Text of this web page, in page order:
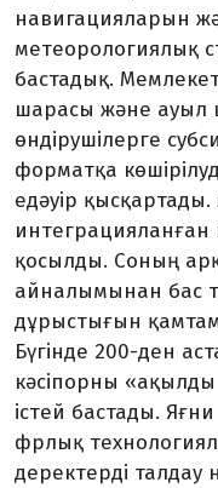
навигацияларын
метеоро­логиялық
бастадық.
шарасы және ауыл
өндірушілерге
форматқа
едәуір
қосылды. Соның
айна­лымынан бас
дұрыстығын
Бүгінде 200-ден
кәсіпорны
істей бастады.
фрлық
деректерді талдау